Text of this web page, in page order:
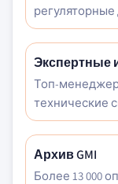
Экспертные
Топ-
технические
Архив GMI
Более 13 000